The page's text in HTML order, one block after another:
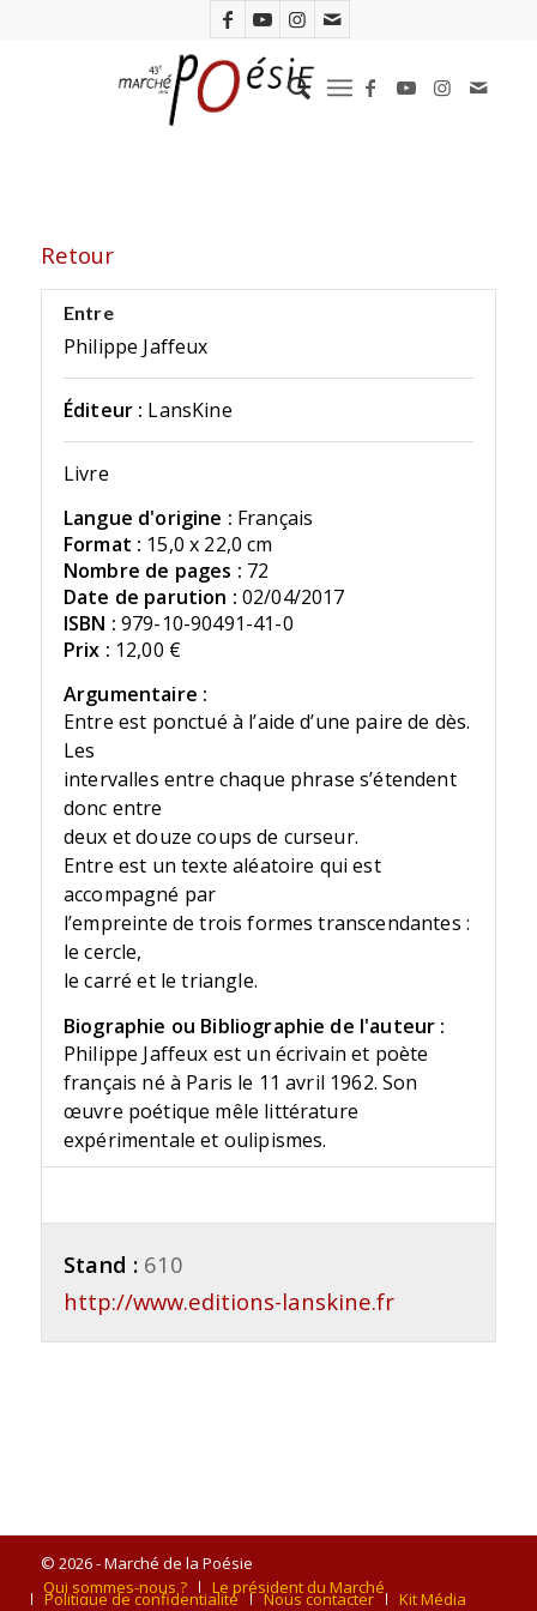
Retour
Entre
Philippe Jaffeux
Éditeur : LansKine
Livre
Langue d'origine : Français
Format : 15,0 x 22,0 cm
Nombre de pages : 72
Date de parution : 02/04/2017
ISBN : 979-10-90491-41-0
Prix : 12,00 €
Argumentaire :
Entre est ponctué à l’aide d’une paire de dès.
Les
intervalles entre chaque phrase s’étendent
donc entre
deux et douze coups de curseur.
Entre est un texte aléatoire qui est
accompagné par
l’empreinte de trois formes transcendantes :
le cercle,
le carré et le triangle.
Biographie ou Bibliographie de l'auteur :
Philippe Jaffeux est un écrivain et poète
français né à Paris le 11 avril 1962. Son
œuvre poétique mêle littérature
expérimentale et oulipismes.
Stand : 610
http://www.editions-lanskine.fr
© 2026 - Marché de la Poésie
Qui sommes-nous ?
Le président du Marché
Politique de confidentialité Nous contacter Kit Média